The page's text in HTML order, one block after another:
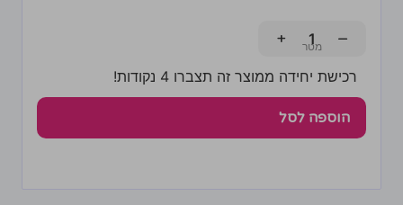
−
+
רכישת יחידה ממוצר זה תצברו 4 נקודות!
הוספה לסל